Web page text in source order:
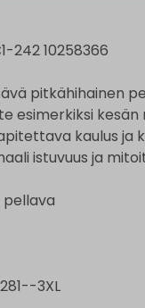
242 10258366
pitkähihainen
esimerkiksi kesän
kaulus ja
istuvuus ja
pellava
3XL